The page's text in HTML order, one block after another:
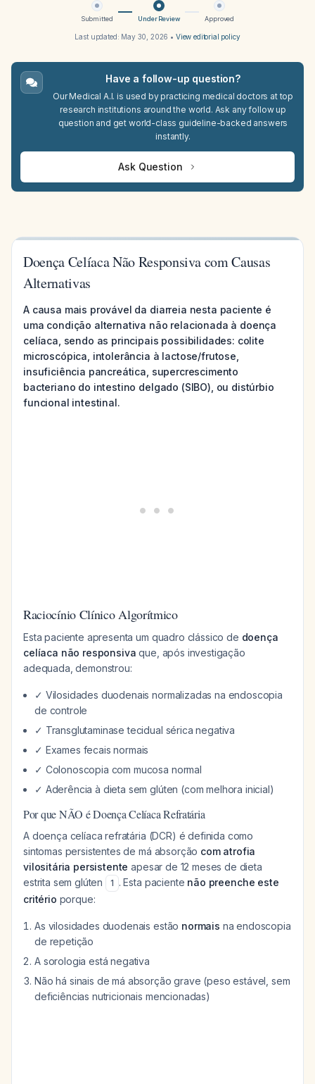
Submitted Under Review Approved
Last updated: May 30, 2026 • View editorial policy
Have a follow-up question?
Our Medical A.I. is used by practicing medical doctors at top
research institutions around the world. Ask any follow up
question and get world-class guideline-backed answers
instantly.
Ask Question
Doença Celíaca Não Responsiva com Causas
Alternativas
A causa mais provável da diarreia nesta paciente é
uma condição alternativa não relacionada à doença
celíaca, sendo as principais possibilidades: colite
microscópica, intolerância à lactose/frutose,
insuficiência pancreática, supercrescimento
bacteriano do intestino delgado (SIBO), ou distúrbio
funcional intestinal.
Raciocínio Clínico Algorítmico
Esta paciente apresenta um quadro clássico de doença
celíaca não responsiva que, após investigação
adequada, demonstrou:
✓ Vilosidades duodenais normalizadas na endoscopia
de controle
✓ Transglutaminase tecidual sérica negativa
✓ Exames fecais normais
✓ Colonoscopia com mucosa normal
✓ Aderência à dieta sem glúten (com melhora inicial)
Por que NÃO é Doença Celíaca Refratária
A doença celíaca refratária (DCR) é definida como
sintomas persistentes de má absorção com atrofia
vilositária persistente apesar de 12 meses de dieta
estrita sem glúten
1 . Esta paciente não preenche este
critério porque:
As vilosidades duodenais estão normais na endoscopia
de repetição
A sorologia está negativa
Não há sinais de má absorção grave (peso estável, sem
deficiências nutricionais mencionadas)